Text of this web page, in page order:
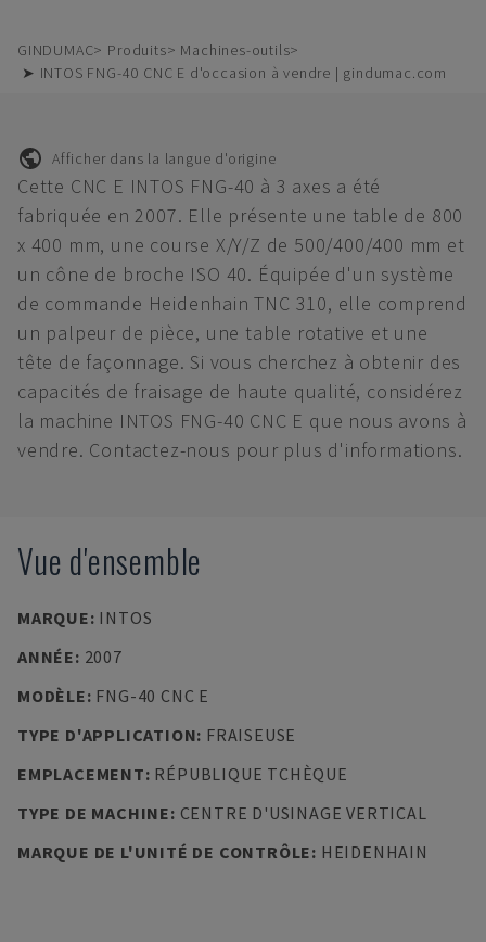
GINDUMAC Produits
Machines-outils
➤ INTOS FNG-40 CNC E d'occasion à vendre | gindumac.com
Afficher dans la langue d'origine
Cette CNC E INTOS FNG-40 à 3 axes a été
fabriquée en 2007. Elle présente une table de 800
x 400 mm, une course X/Y/Z de 500/400/400 mm et
un cône de broche ISO 40. Équipée d'un système
de commande Heidenhain TNC 310, elle comprend
un palpeur de pièce, une table rotative et une
tête de façonnage. Si vous cherchez à obtenir des
capacités de fraisage de haute qualité, considérez
la machine INTOS FNG-40 CNC E que nous avons à
vendre. Contactez-nous pour plus d'informations.
Vue d'ensemble
MARQUE: INTOS
ANNÉE: 2007
MODÈLE: FNG-40 CNC E
TYPE D'APPLICATION: FRAISEUSE
EMPLACEMENT: RÉPUBLIQUE TCHÈQUE
TYPE DE MACHINE: CENTRE D'USINAGE VERTICAL
MARQUE DE L'UNITÉ DE CONTRÔLE: HEIDENHAIN